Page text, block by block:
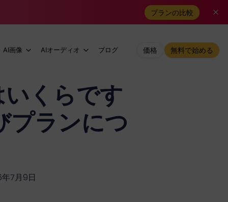
プランの比較
AI画像 AIオーディオ ブログ 価格 無料で始める
くらです
プランにつ
7月9日